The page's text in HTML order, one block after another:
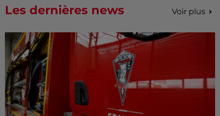
Les dernières news Voir plus